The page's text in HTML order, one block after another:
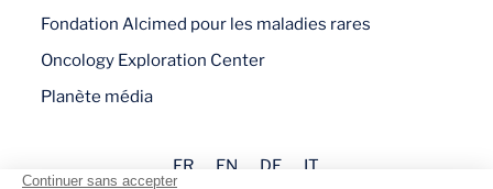
Fondation Alcimed pour les maladies rares
Oncology Exploration Center
Planète média
FR EN DE IT